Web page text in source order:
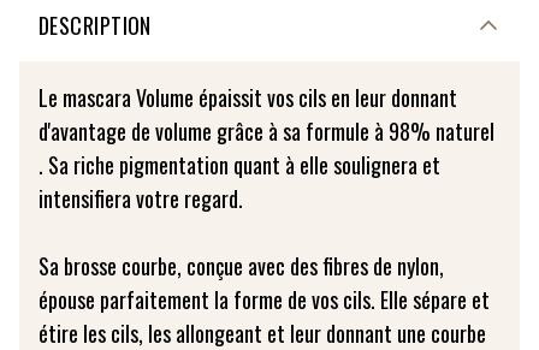
DESCRIPTION
Le mascara Volume épaissit vos cils en leur donnant
d'avantage de volume grâce à sa formule à 98% naturel
. Sa riche pigmentation quant à elle soulignera et
intensifiera votre regard.
Sa brosse courbe, conçue avec des fibres de nylon,
épouse parfaitement la forme de vos cils. Elle sépare et
étire les cils, les allongeant et leur donnant une courbe